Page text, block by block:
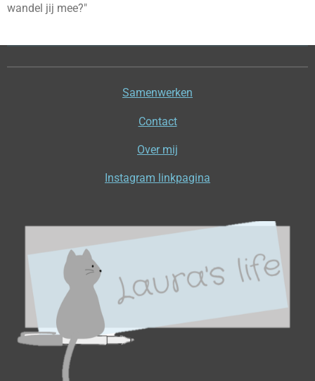
wandel jij mee?"
Samenwerken
Contact
Over mij
Instagram linkpagina